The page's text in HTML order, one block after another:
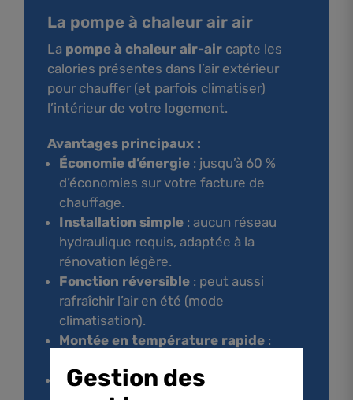
La pompe à chaleur air air
La pompe à chaleur air-air capte les
calories présentes dans l’air extérieur
pour chauffer (et parfois climatiser)
l’intérieur de votre logement.
Avantages principaux :
Économie d’énergie : jusqu’à 60 %
d’économies sur votre facture de
chauffage.
Installation simple : aucun réseau
hydraulique requis, adaptée à la
rénovation légère.
Fonction réversible : peut aussi
rafraîchir l’air en été (mode
climatisation).
Montée en température rapide :
Système modulable: installation
Gestion des